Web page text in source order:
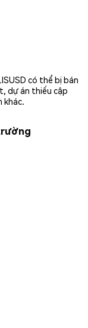
có thể bị bán
dự án thiếu cập
khác.